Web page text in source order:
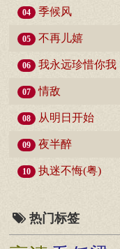
04 季候风
05 不再儿嬉
06 我永远珍惜你我
07 情敌
08 从明日开始
09 夜半醉
10 执迷不悔(粤)
热门标签